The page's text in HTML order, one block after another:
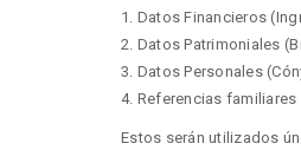
1. Datos Financieros
2. Datos Patrimoniales
3. Datos Personales
4. Referencias
Estos serán utilizados